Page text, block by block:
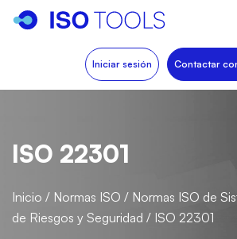
Iniciar sesión Contactar
ISO 22301
Inicio / Normas ISO / Normas ISO de
de Riesgos y Seguridad / ISO 22301